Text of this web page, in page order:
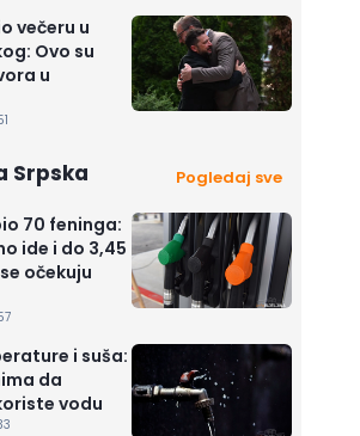
večeru u
Ovo su
u
Srpska Pogledaj sve
70 feninga:
ide i do 3,45
očekuju
i suša:
da
vodu